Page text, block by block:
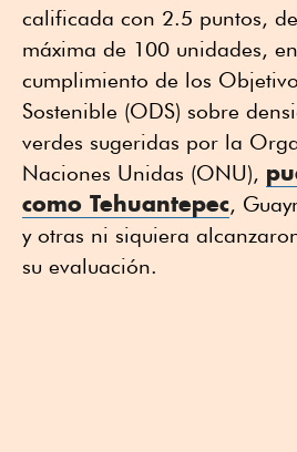
calificada con 2.5 puntos,
máxima de 100 unidades,
cumplimiento de los
Sostenible (ODS) sobre
verdes sugeridas por la
Naciones Unidas (ONU),
como Tehuantepec,
y otras ni siquiera
su evaluación.